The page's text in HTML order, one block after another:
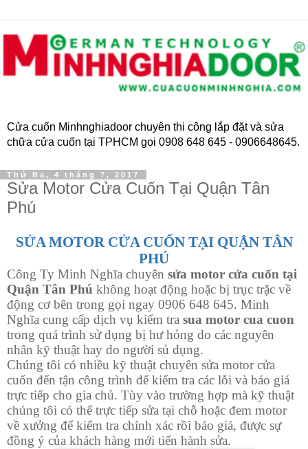
Cửa cuốn Minhnghiadoor chuyên thi công lắp đặt và sửa
chữa cửa cuốn tại TPHCM gọi 0908 648 645 - 0906648645.
Thứ Ba, 4 tháng 7, 2017
Sửa Motor Cửa Cuốn Tại Quận Tân
Phú
SỬA MOTOR CỬA CUỐN TẠI QUẬN TÂN
PHÚ
Công Ty Minh Nghĩa chuyên sửa motor cửa cuốn tại
Quận Tân Phú không hoạt động hoặc bị trục trặc về
động cơ bên trong gọi ngay 0906 648 645. Minh
Nghĩa cung cấp dịch vụ kiểm tra sua motor cua cuon
trong quá trình sử dụng bị hư hỏng do các nguyên
nhân kỹ thuật hay do người sủ dụng.
Chúng tôi có nhiều kỹ thuật chuyên sửa motor cửa
cuốn đến tận công trình để kiểm tra các lỗi và báo giá
trực tiếp cho gia chủ. Tùy vào trường hợp mà kỹ thuật
chúng tôi có thể trực tiếp sửa tại chỗ hoặc đem motor
về xưởng để kiểm tra chính xác rồi báo giá, được sự
đồng ý của khách hàng mới tiến hành sửa.